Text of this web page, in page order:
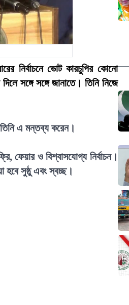
নির্বাচনে ভোট কারচুপির কোনো
সঙ্গে সঙ্গে জানাতে। তিনি নিজে
তিনি এ মন্তব্য করেন।
ফেয়ার ও বিশ্বাসযোগ্য নির্বাচন।
হবে সুষ্ঠু এবং স্বচ্ছ।